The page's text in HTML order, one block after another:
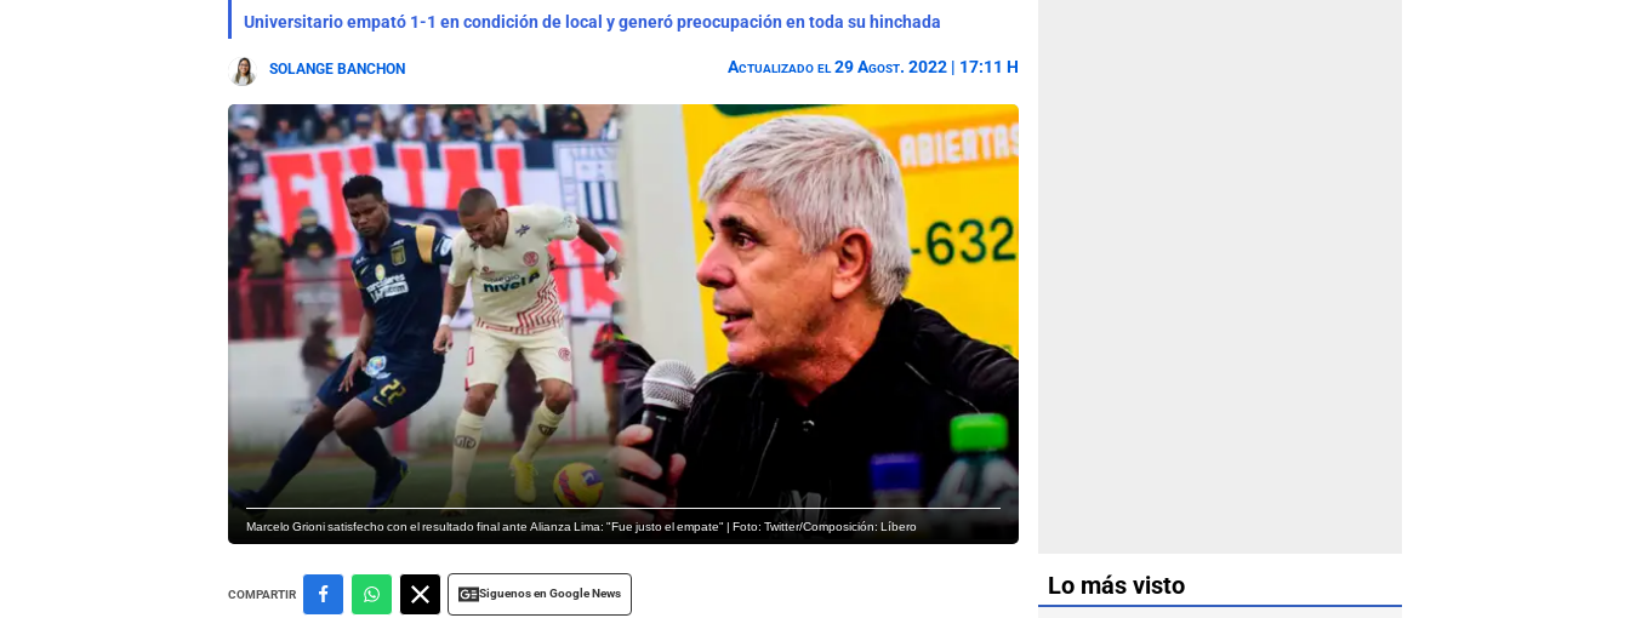
Universitario empató 1-1 en condición de local y generó preocupación en toda su hinchada
SOLANGE BANCHON Actualizado el 29 Agost. 2022 | 17:11 H
Marcelo Grioni satisfecho con el resultado final ante Alianza Lima: "Fue justo el empate" | Foto: Twitter/Composición: Líbero
COMPARTIR Siguenos en Google News Lo más visto